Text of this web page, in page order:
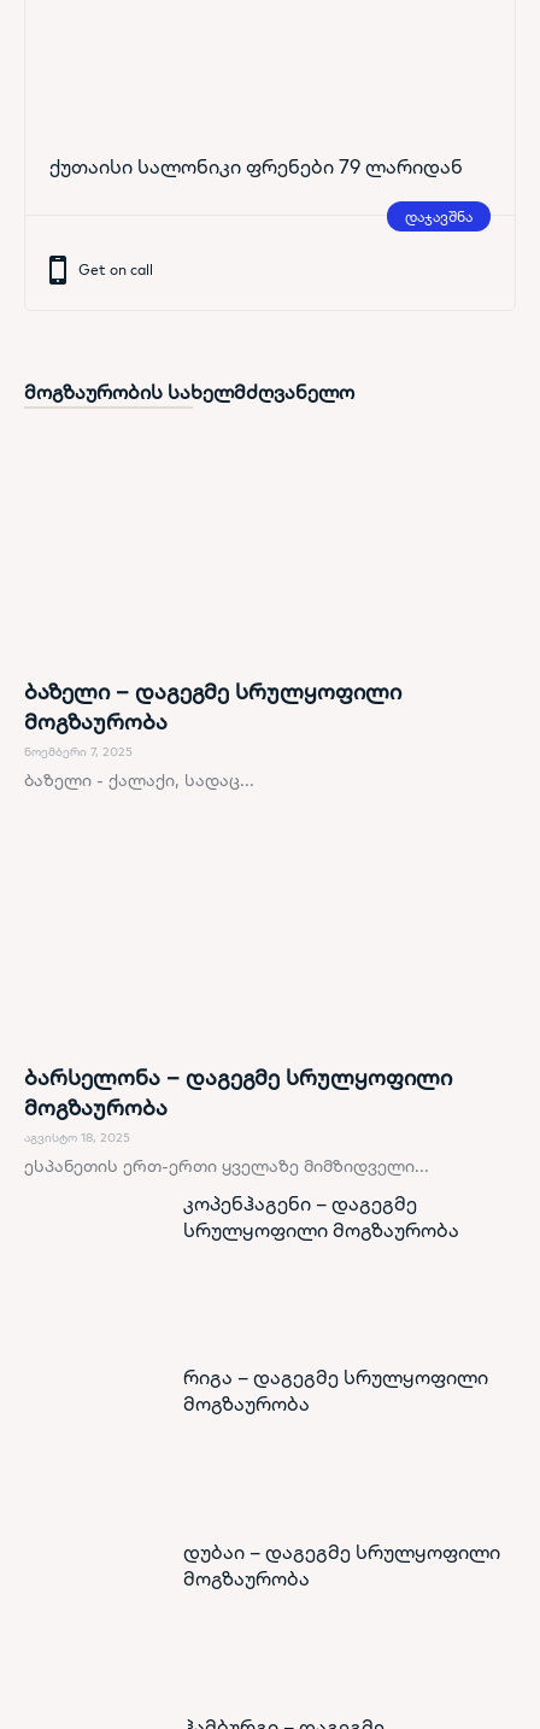
ქუთაისი სალონიკი ფრენები 79 ლარიდან
დაჯავშნა
Get on call
მოგზაურობის სახელმძღვანელო
ბაზელი – დაგეგმე სრულყოფილი
მოგზაურობა
ნოემბერი 7, 2025
ბაზელი - ქალაქი, სადაც...
ბარსელონა – დაგეგმე სრულყოფილი
მოგზაურობა
აგვისტო 18, 2025
ესპანეთის ერთ-ერთი ყველაზე მიმზიდველი...
კოპენჰაგენი – დაგეგმე
სრულყოფილი მოგზაურობა
რიგა – დაგეგმე სრულყოფილი
მოგზაურობა
დუბაი – დაგეგმე სრულყოფილი
მოგზაურობა